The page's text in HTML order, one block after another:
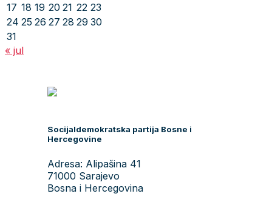
17 18 19 20 21 22 23
24 25 26 27 28 29 30
31
« jul
Socijaldemokratska partija Bosne i
Hercegovine
Adresa: Alipašina 41
71000 Sarajevo
Bosna i Hercegovina